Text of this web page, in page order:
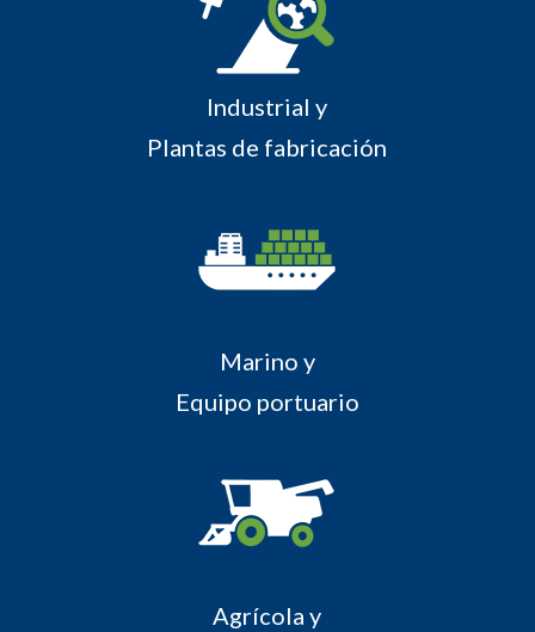
Industrial y
Plantas de fabricación
Marino y
Equipo portuario
Agrícola y